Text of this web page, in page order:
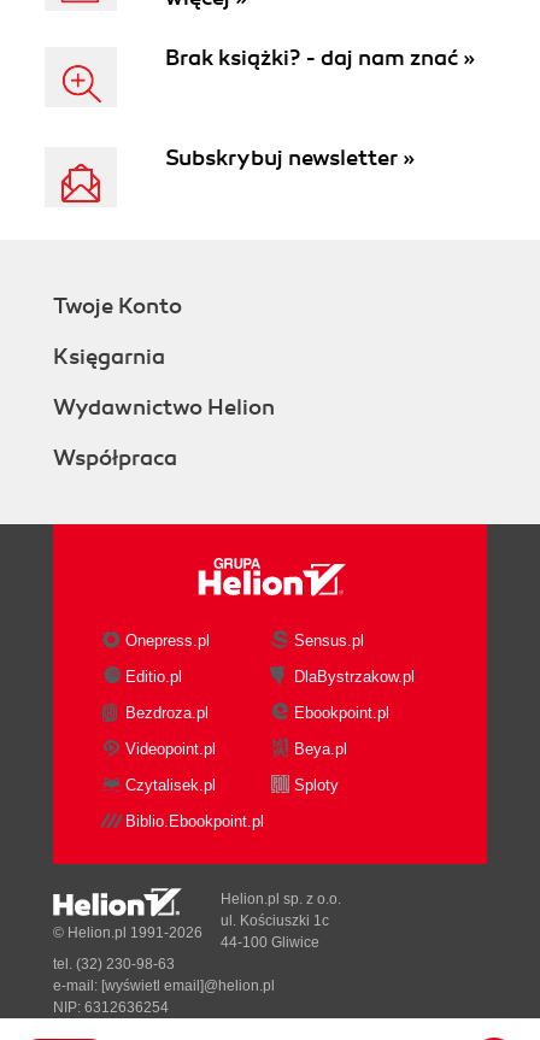
Brak książki? - daj nam znać »
Subskrybuj newsletter »
Twoje Konto
Księgarnia
Wydawnictwo Helion
Współpraca
Onepress.pl
Sensus.pl
Editio.pl
DlaBystrzakow.pl
Bezdroza.pl
Ebookpoint.pl
Videopoint.pl
Beya.pl
Czytalisek.pl
Sploty
Biblio.Ebookpoint.pl
© Helion.pl 1991-2026
Helion.pl sp. z o.o.
ul. Kościuszki 1c
44-100 Gliwice
tel. (32) 230-98-63
e-mail: [wyświetl email]@helion.pl
NIP: 6312636254